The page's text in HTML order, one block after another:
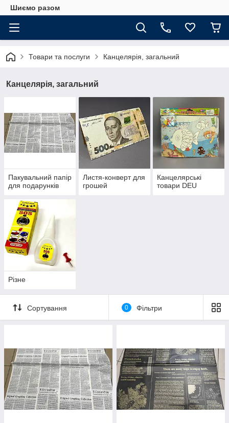
Шиємо разом
Товари та послуги Канцелярія, загальний
Канцелярія, загальний
Пакувальний папір
для подарунків
Листя-конверт для
грошей
Канцелярські
товари DEU
Різне
Сортування 0 Фільтри